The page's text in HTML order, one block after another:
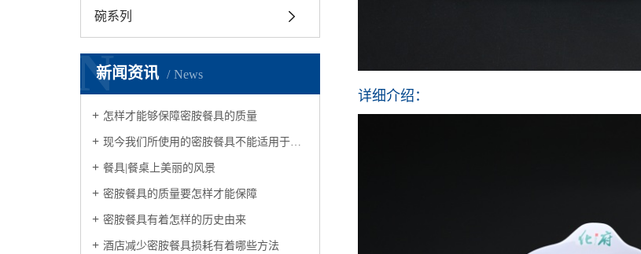
碗系列
新闻资讯 News
N
怎样才能够保障密胺餐具的质量
现今我们所使用的密胺餐具不能适用于微波炉
餐具|餐桌上美丽的风景
密胺餐具的质量要怎样才能保障
密胺餐具有着怎样的历史由来
酒店减少密胺餐具损耗有着哪些方法
详细介绍：